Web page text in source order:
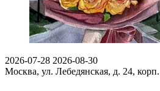
2026-07-28 2026-08-30
Москва, ул. Лебедянская, д. 24,